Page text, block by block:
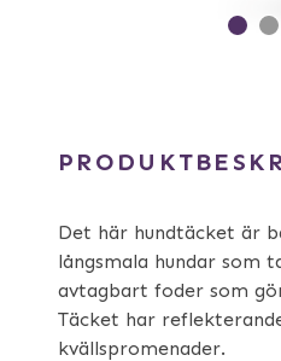
Det här hundtäcket är
långsmala hundar som
avtagbart foder som
Täcket har
kvällspromenader.